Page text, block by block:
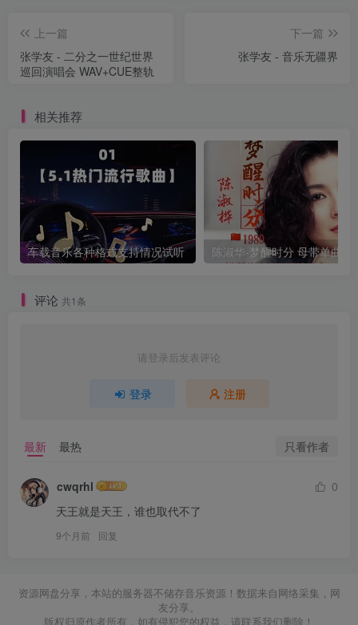
上一篇
张学友 - 二分之一世纪世界
巡回演唱会 WAV+CUE整轨
下一篇
张学友 - 音乐无疆界
相关推荐
车载音乐各种格式支持情况试听
评论 共1条
请登录后发表评论
登录 注册
最新 最热 只看作者
cwqrhl
0
天王就是天王，谁也取代不了
9个月前 回复
资源网盘分享，本站的服务器不储存音乐资源！数据来自网络采集，网
友分享。
版权归原作者所有，如有侵犯您的权益，请联系我们删除！